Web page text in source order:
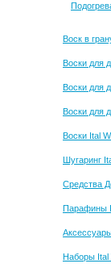
Воск в
Воски для
Воски для
Воски для
Воски Ital
Шугаринг
Средства
Парафины
Наборы Ital